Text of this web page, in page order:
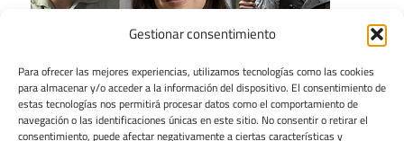
Gestionar consentimiento
Para ofrecer las mejores experiencias, utilizamos tecnologías como las cookies
para almacenar y/o acceder a la información del dispositivo. El consentimiento de
estas tecnologías nos permitirá procesar datos como el comportamiento de
navegación o las identificaciones únicas en este sitio. No consentir o retirar el
consentimiento, puede afectar negativamente a ciertas características y